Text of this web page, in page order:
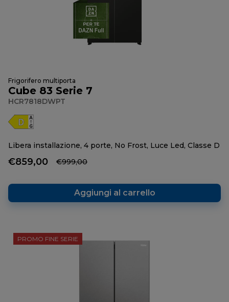
Frigorifero multiporta
Cube 83 Serie 7
HCR7818DWPT
Libera installazione, 4 porte, No Frost, Luce Led, Classe D
€859,00 €999,00
Aggiungi al carrello
PROMO FINE SERIE